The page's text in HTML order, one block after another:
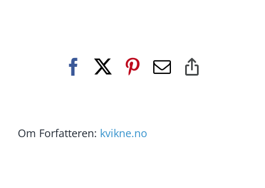
Facebook Pinterest
E-
Om Forfatteren: kvikne.no